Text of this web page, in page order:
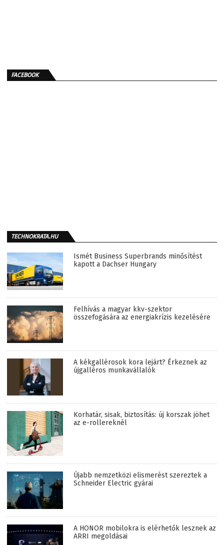
FACEBOOK
TECHNOKRATA.HU
Ismét Business Superbrands minősítést
kapott a Dachser Hungary
Felhívás a magyar kkv-szektor
összefogására az energiakrízis kezelésére
A kékgallérosok kora lejárt? Érkeznek az
újgalléros munkavállalók
Korhatár, sisak, biztosítás: új korszak jöhet
az e-rollereknél
Újabb nemzetközi elismerést szereztek a
Schneider Electric gyárai
A HONOR mobilokra is elérhetők lesznek az
ARRI megoldásai